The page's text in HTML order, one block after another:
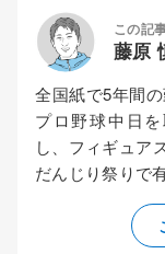
この記
藤原
全国紙で5年間
プロ野球中日
し、フィギュア
だんじり祭りで